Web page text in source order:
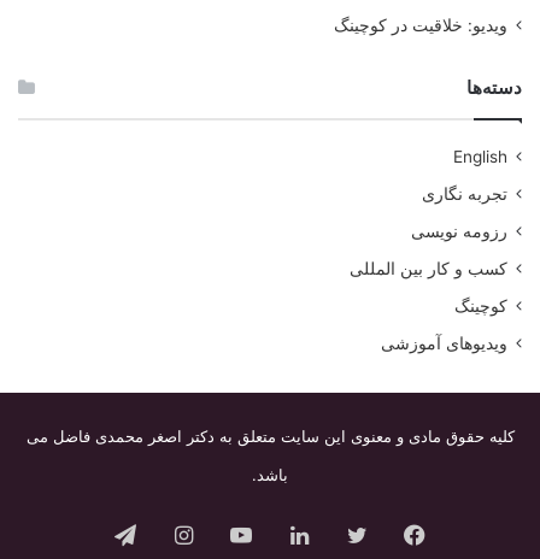
ویدیو: خلاقیت در کوچینگ
دسته‌ها
English
تجربه نگاری
رزومه نویسی
کسب و کار بین المللی
کوچینگ
ویدیوهای آموزشی
کلیه حقوق مادی و معنوی این سایت متعلق به دکتر اصغر محمدی فاضل می
باشد.
فیس توییتر لینکدینیوتیوباینستاگرامتلگرام